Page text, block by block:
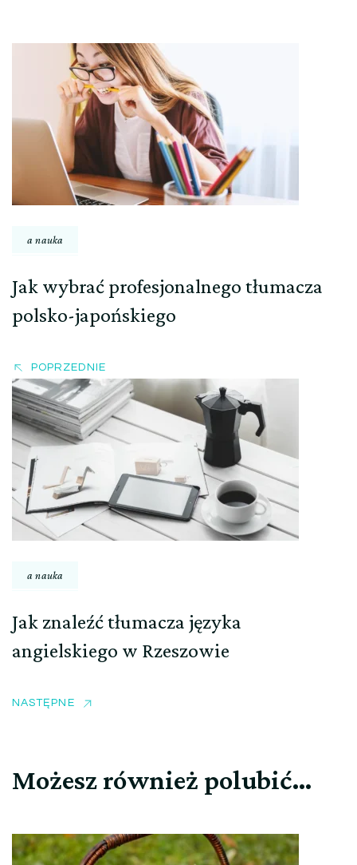
Nawigacja
wpisu
a nauka
Jak wybrać profesjonalnego tłumacza
polsko-japońskiego
POPRZEDNIE
a nauka
Jak znaleźć tłumacza języka
angielskiego w Rzeszowie
NASTĘPNE
Możesz również polubić…